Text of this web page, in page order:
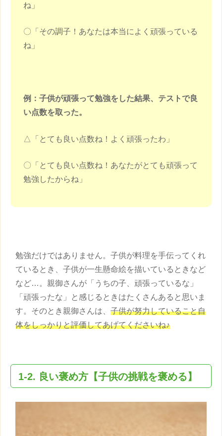
ね」
〇「その調子！あなたは本当によく頑張っている
ね」
例： 子供が頑張って勉強をした結果、テストで良
い点数を取った。
△「とても良い点数ね！よく頑張ったわ」
〇「とても良い点数ね！あなたがとても頑張って
勉強したからね」
勉強だけではありません。 子供が料理を手伝ってくれ
ているとき、 子供が一生懸命絵を描いているときなど
など…。親御さんが「うちの子、頑張っているな」
「頑張ったな」と感じるときはたくさんあると思いま
す。そのとき親御さんは、 子供が努力していること自
体をしっかりと評価してあげてくださいね♪
1-2. 良い褒め方 【子供の挑戦を褒める】